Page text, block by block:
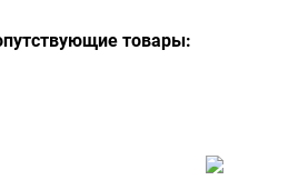
товары: